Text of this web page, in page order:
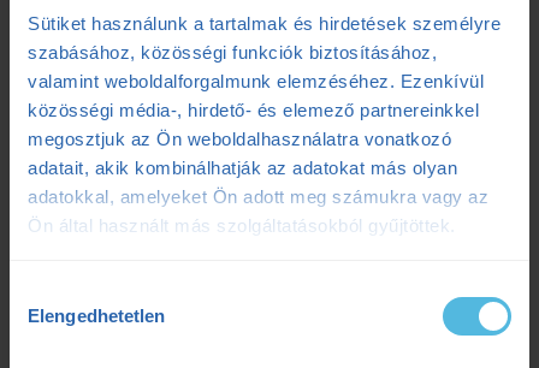
Sütiket használunk a tartalmak és hirdetések személyre
szabásához, közösségi funkciók biztosításához,
valamint weboldalforgalmunk elemzéséhez. Ezenkívül
közösségi média-, hirdető- és elemező partnereinkkel
megosztjuk az Ön weboldalhasználatra vonatkozó
adatait, akik kombinálhatják az adatokat más olyan
adatokkal, amelyeket Ön adott meg számukra vagy az
Ön által használt más szolgáltatásokból gyűjtöttek.
kiválasztása
Elengedhetetlen
futóedzés futótechnika gazdaságosság
gyógytorna intervall kerékpár laktát
laktátmérés MLSS nutrium Prémium
Prémium edzéstervezés pulzus pályateszt
Szilágyi Tibi